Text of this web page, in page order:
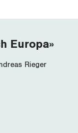
Europa»
Rieger